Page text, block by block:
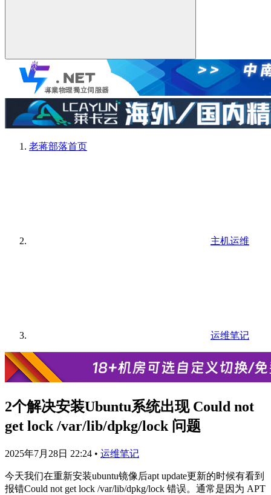
老蒋部落首页
主机运维
运维笔记
2个解决安装Ubuntu系统出现 Could not
get lock /var/lib/dpkg/lock 问题
2025年7月28日 22:24 • 运维笔记
今天我们在重新安装ubuntu镜像后apt update更新的时候有看到
报错Could not get lock /var/lib/dpkg/lock​ 错误。通常是因为 ​APT